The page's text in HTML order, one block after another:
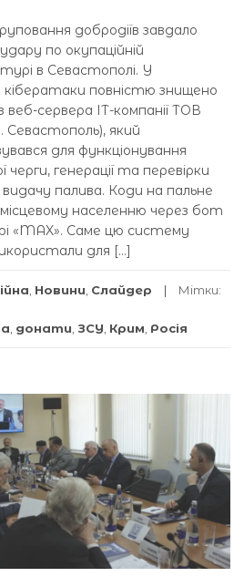
добродіїв завдало
по окупаційній
в Севастополі. У
кібератаки повністю знищено
веб-сервера ІТ-компанії ТОВ
Севастополь), який
для функціонування
черги, генерації та перевірки
видачу палива. Коди на пальне
населенню через бот
«MAX». Саме цю систему
для […]
, Новини, Слайдер Мітки:
, донати, ЗСУ, Крим, Росія